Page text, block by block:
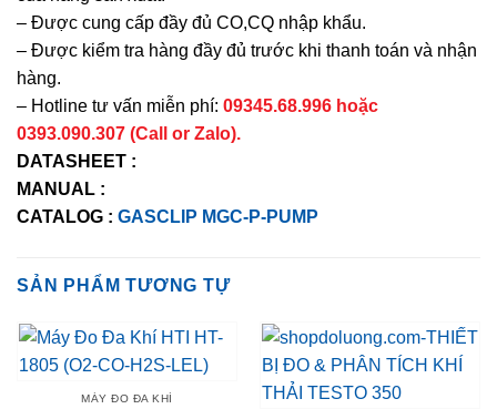
– Được cung cấp đầy đủ CO,CQ nhập khẩu.
– Được kiểm tra hàng đầy đủ trước khi thanh toán và nhận
hàng.
– Hotline tư vấn miễn phí: 09345.68.996 hoặc
0393.090.307 (Call or Zalo).
DATASHEET :
MANUAL :
CATALOG : GASCLIP MGC-P-PUMP
SẢN PHẨM TƯƠNG TỰ
MÁY ĐO ĐA KHÍ